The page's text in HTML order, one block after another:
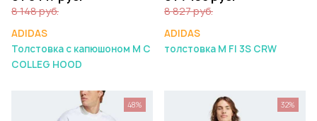
8 148 руб.
ADIDAS
Толстовка с капюшоном M C
COLLEG HOOD
8 827 руб.
ADIDAS
толстовка M FI 3S CRW
48% 32%